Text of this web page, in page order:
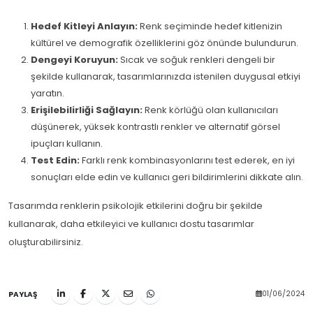
Hedef Kitleyi Anlayın:Renk seçiminde hedef kitlenizin
kültürel ve demografik özelliklerini göz önünde bulundurun.
Dengeyi Koruyun:Sıcak ve soğuk renkleri dengeli bir
şekilde kullanarak, tasarımlarınızda istenilen duygusal etkiyi
yaratın.
Erişilebilirliği Sağlayın:Renk körlüğü olan kullanıcıları
düşünerek, yüksek kontrastlı renkler ve alternatif görsel
ipuçları kullanın.
Test Edin:Farklı renk kombinasyonlarını test ederek, en iyi
sonuçları elde edin ve kullanıcı geri bildirimlerini dikkate alın.
Tasarımda renklerin psikolojik etkilerini doğru bir şekilde
kullanarak, daha etkileyici ve kullanıcı dostu tasarımlar
oluşturabilirsiniz.
01/06/2024
PAYLAŞ